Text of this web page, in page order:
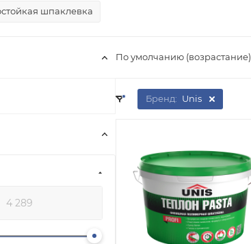
шпаклевка
По умолчанию (возрастание)
Бренд: Unis